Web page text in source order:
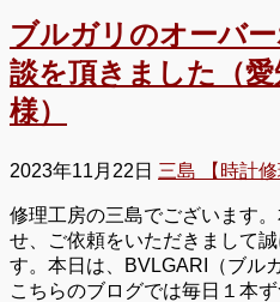
ブルガリのオーバ
談を頂きました（
様）
2023年11月22日 三島 【時計修
修理工房の三島でございます
せ、ご依頼をいただきまして
す。本日は、BVLGARI（ブル
こちらのブログでは毎日１本